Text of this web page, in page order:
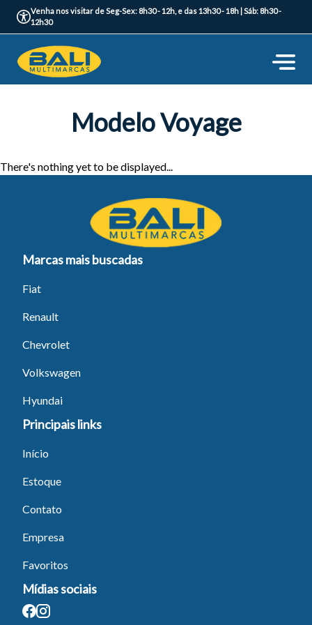
Para aumentar ou diminuir a fonte em nosso site, utilize os
atalhos Ctrl+ (para aumentar) e Ctrl- (para diminuir) no seu
Venha nos visitar de Seg-Sex: 8h30 - 12h, e das 13h30 - 18h | Sáb: 8h30 -
12h30
Modelo Voyage
There's nothing yet to be displayed...
Marcas mais buscadas
Fiat
Renault
Chevrolet
Volkswagen
Hyundai
Principais links
Início
Estoque
Contato
Empresa
Favoritos
Mídias sociais